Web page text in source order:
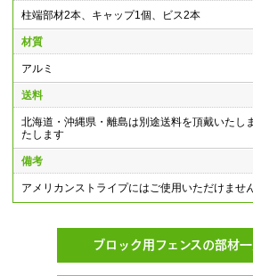
柱端部材2本、キャップ1個、ビス2本
材質
アルミ
送料
北海道・沖縄県・離島は別途送料を頂戴いたし
たします
備考
アメリカンストライプにはご使用いただけません
ブロック用フェンスの部材